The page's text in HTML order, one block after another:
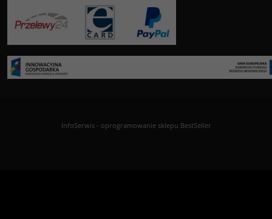
InfoSerwis- oprogramowanie sklepu BestSeller